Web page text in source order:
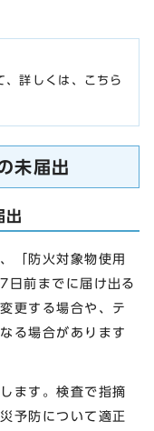
、詳しくは、こちら
未届出
出
「防火対象物使用
日前までに届け出る
更する場合や、テ
る場合があります
ます。検査で指摘
予防について適正